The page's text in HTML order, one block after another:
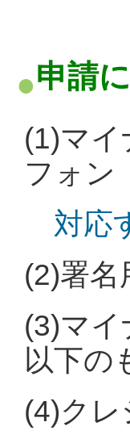
申請
(1)マ
フォン
対応
(2)署名
(3)マ
以下の
(4)ク